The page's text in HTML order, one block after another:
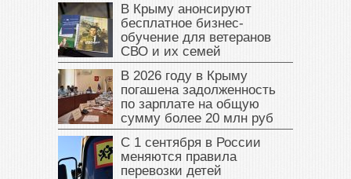
В Крыму анонсируют
бесплатное бизнес-
обучение для ветеранов
СВО и их семей
В 2026 году в Крыму
погашена задолженность
по зарплате на общую
сумму более 20 млн руб
С 1 сентября в России
меняются правила
перевозки детей